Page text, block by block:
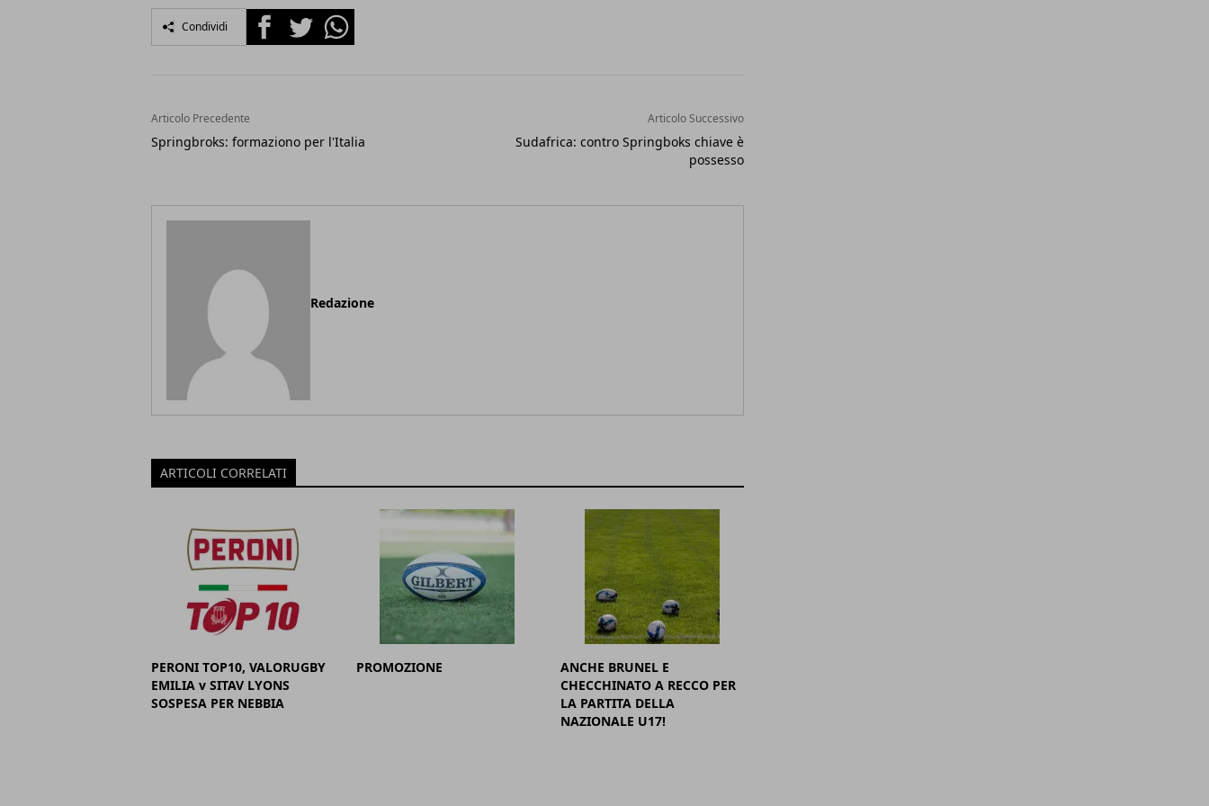
Condividi FacebookTwitterWhatsapp
Articolo Precedente
Springbroks: formaziono per l'Italia
Articolo Successivo
Sudafrica: contro Springboks chiave è
possesso
Redazione
ARTICOLI CORRELATI
PERONI TOP10, VALORUGBY
EMILIA v SITAV LYONS
SOSPESA PER NEBBIA
PROMOZIONE
ANCHE BRUNEL E
CHECCHINATO A RECCO PER
LA PARTITA DELLA
NAZIONALE U17!